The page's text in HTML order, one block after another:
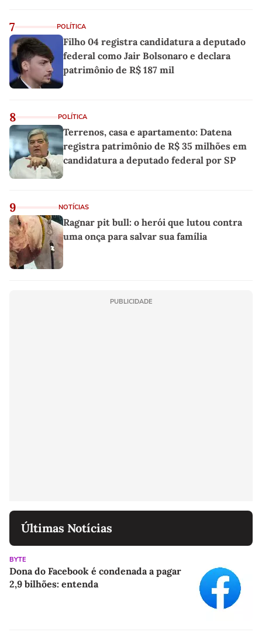
7 POLÍTICA
Filho 04 registra candidatura a deputado
federal como Jair Bolsonaro e declara
patrimônio de R$ 187 mil
8 POLÍTICA
Terrenos, casa e apartamento: Datena
registra patrimônio de R$ 35 milhões em
candidatura a deputado federal por SP
9 NOTÍCIAS
Ragnar pit bull: o herói que lutou contra
uma onça para salvar sua família
PUBLICIDADE
Últimas Notícias
BYTE
Dona do Facebook é condenada a pagar
2,9 bilhões: entenda